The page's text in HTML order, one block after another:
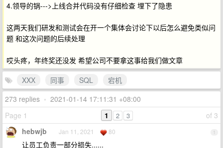
4.领导的锅--->上线合并代码没有仔细检查 埋下了隐患
这两天我们研发和测试会在开一个集体会讨论下以后怎么避免类似问
题 和这次问题的后续处理
哎头疼，年终奖还没发 希望公司不要拿这事给我们做文章
XXX
同事 SQL
宕机
273 replies • 2021-01-14 17:11:31 +08:00
Page 1
of 3
1 2 3
1
hebwjb Jan 11, 2021 80
让员工负责一部分损失......